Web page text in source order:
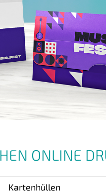
ONLINE
Kartenhüllen